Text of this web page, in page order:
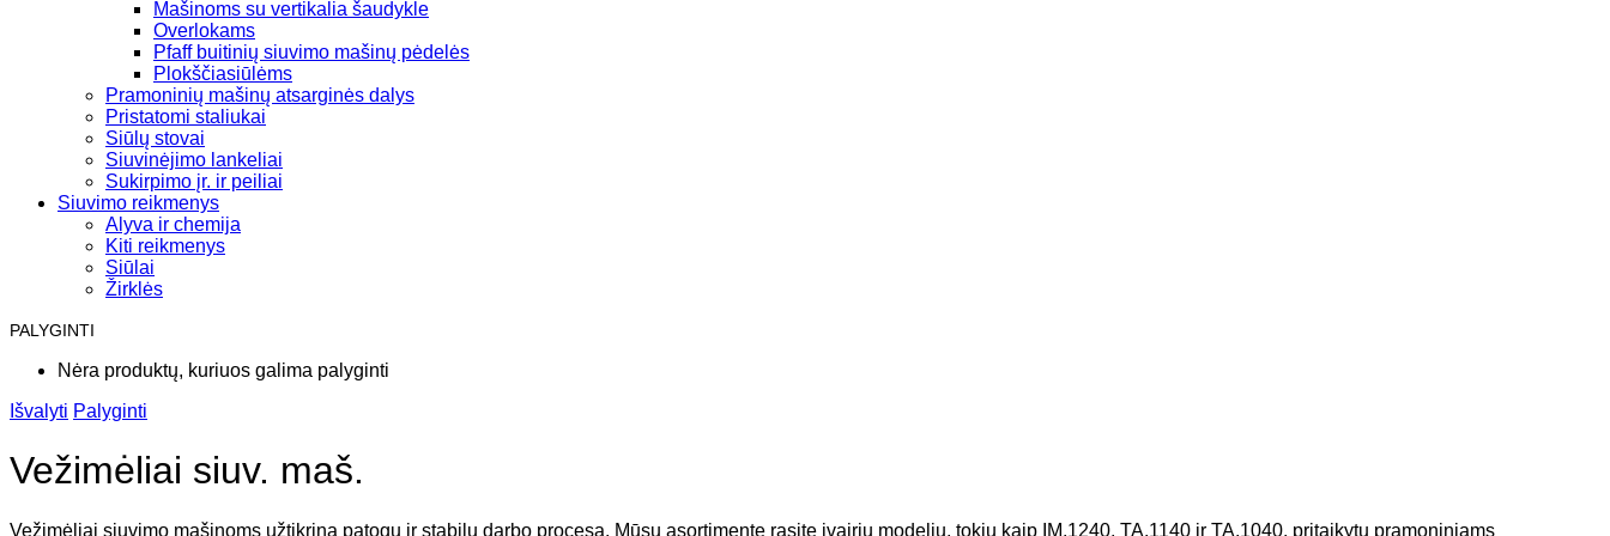
Mašinoms su vertikalia šaudykle
Overlokams
Pfaff buitinių siuvimo mašinų pėdelės
Plokščiasiūlėms
Pramoninių mašinų atsarginės dalys
Pristatomi staliukai
Siūlų stovai
Siuvinėjimo lankeliai
Sukirpimo įr. ir peiliai
Siuvimo reikmenys
Alyva ir chemija
Kiti reikmenys
Siūlai
Žirklės
PALYGINTI
Nėra produktų, kuriuos galima palyginti
Išvalyti Palyginti
Vežimėliai siuv. maš.
Vežimėliai siuvimo mašinoms užtikrina patogų ir stabilų darbo procesą. Mūsų asortimente rasite įvairių modelių, tokių kaip IM.1240, TA.1140 ir TA.1040, pritaikytų pramoniniams